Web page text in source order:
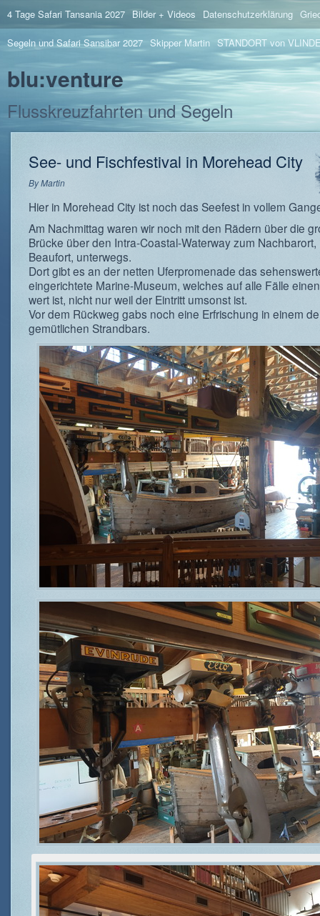
4 Tage Safari Tansania 2027 Bilder + Videos Datenschutzerklärung
Segeln und Safari Sansibar 2027 Skipper Martin STANDORT von
blu:venture
Flusskreuzfahrten und Segeln
See- und Fischfestival in Morehead City
ByMartin
Hier in Morehead City ist noch das Seefest in vollem
Am Nachmittag waren wir noch mit den Rädern über die
Brücke über den Intra-Coastal-Waterway zum
Beaufort, unterwegs.
Dort gibt es an der netten Uferpromenade das
eingerichtete Marine-Museum, welches auf alle Fälle
wert ist, nicht nur weil der Eintritt umsonst ist.
Vor dem Rückweg gabs noch eine Erfrischung in einem
gemütlichen Strandbars.